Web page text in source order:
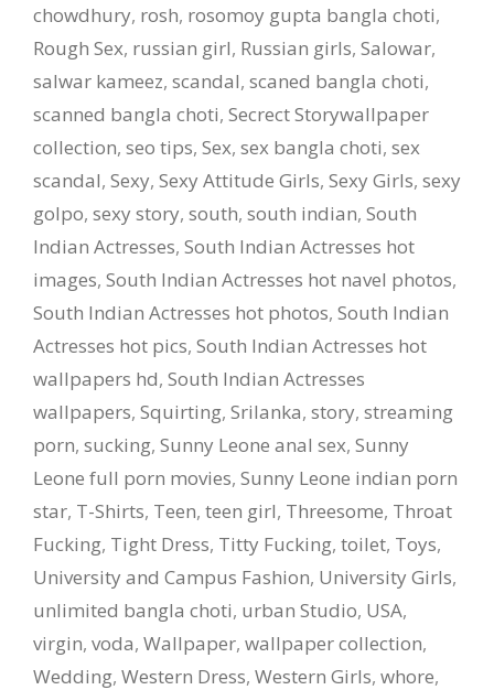
chowdhury, rosh, rosomoy gupta bangla choti,
Rough Sex, russian girl, Russian girls, Salowar,
salwar kameez, scandal, scaned bangla choti,
scanned bangla choti, Secrect Storywallpaper
collection, seo tips, Sex, sex bangla choti, sex
scandal, Sexy, Sexy Attitude Girls, Sexy Girls, sexy
golpo, sexy story, south, south indian, South
Indian Actresses, South Indian Actresses hot
images, South Indian Actresses hot navel photos,
South Indian Actresses hot photos, South Indian
Actresses hot pics, South Indian Actresses hot
wallpapers hd, South Indian Actresses
wallpapers, Squirting, Srilanka, story, streaming
porn, sucking, Sunny Leone anal sex, Sunny
Leone full porn movies, Sunny Leone indian porn
star, T-Shirts, Teen, teen girl, Threesome, Throat
Fucking, Tight Dress, Titty Fucking, toilet, Toys,
University and Campus Fashion, University Girls,
unlimited bangla choti, urban Studio, USA,
virgin, voda, Wallpaper, wallpaper collection,
Wedding, Western Dress, Western Girls, whore,